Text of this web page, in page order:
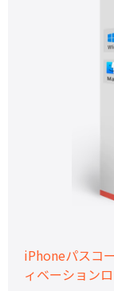
iPhoneパスコ
ィベーション